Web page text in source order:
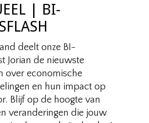
| BI-
deelt onze BI-
Jorian de nieuwste
over economische
en hun impact op
Blijf op de hoogte van
veranderingen die jouw